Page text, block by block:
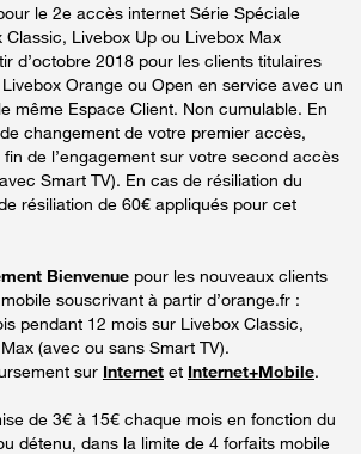
le 2e accès internet Série Spéciale
Classic, Livebox Up ou Livebox Max
d’octobre 2018 pour les clients titulaires
Orange ou Open en service avec un
même Espace Client. Non cumulable. En
changement de votre premier accès,
de l’engagement sur votre second accès
Smart TV). En cas de résiliation du
résiliation de 60€ appliqués pour cet
Bienvenue pour les nouveaux clients
souscrivant à partir d’orange.fr :
pendant 12 mois sur Livebox Classic,
(avec ou sans Smart TV).
sur Internet et Internet+Mobile.
de 3€ à 15€ chaque mois en fonction du
détenu, dans la limite de 4 forfaits mobile